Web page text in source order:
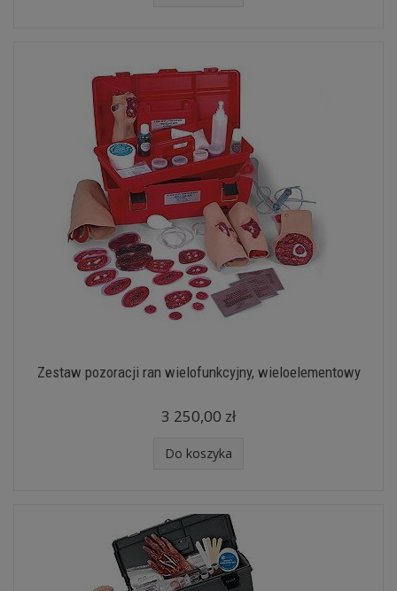
Zestaw pozoracji ran wielofunkcyjny, wieloelementowy
3 250,00 zł
Do koszyka